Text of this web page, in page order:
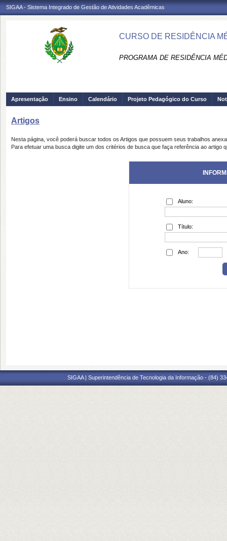
SIGAA - Sistema Integrado de Gestão de Atividades Acadêmicas
CURSO DE RESIDÊNCIA
PROGRAMA DE RESIDÊNCIA
Apresentação Ensino Calendário Projeto Pedagógico do Curso
Artigos
Nesta página, você poderá buscar todos os Artigos que possuem seus trabalhos
Para efetuar uma busca digite um dos critérios de busca que faça referência ao artigo
Aluno:
Título:
Ano:
SIGAA | Superintendência de Tecnologia da Informação - (84)